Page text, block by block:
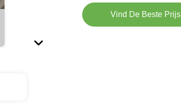
Vind De Beste Prijs